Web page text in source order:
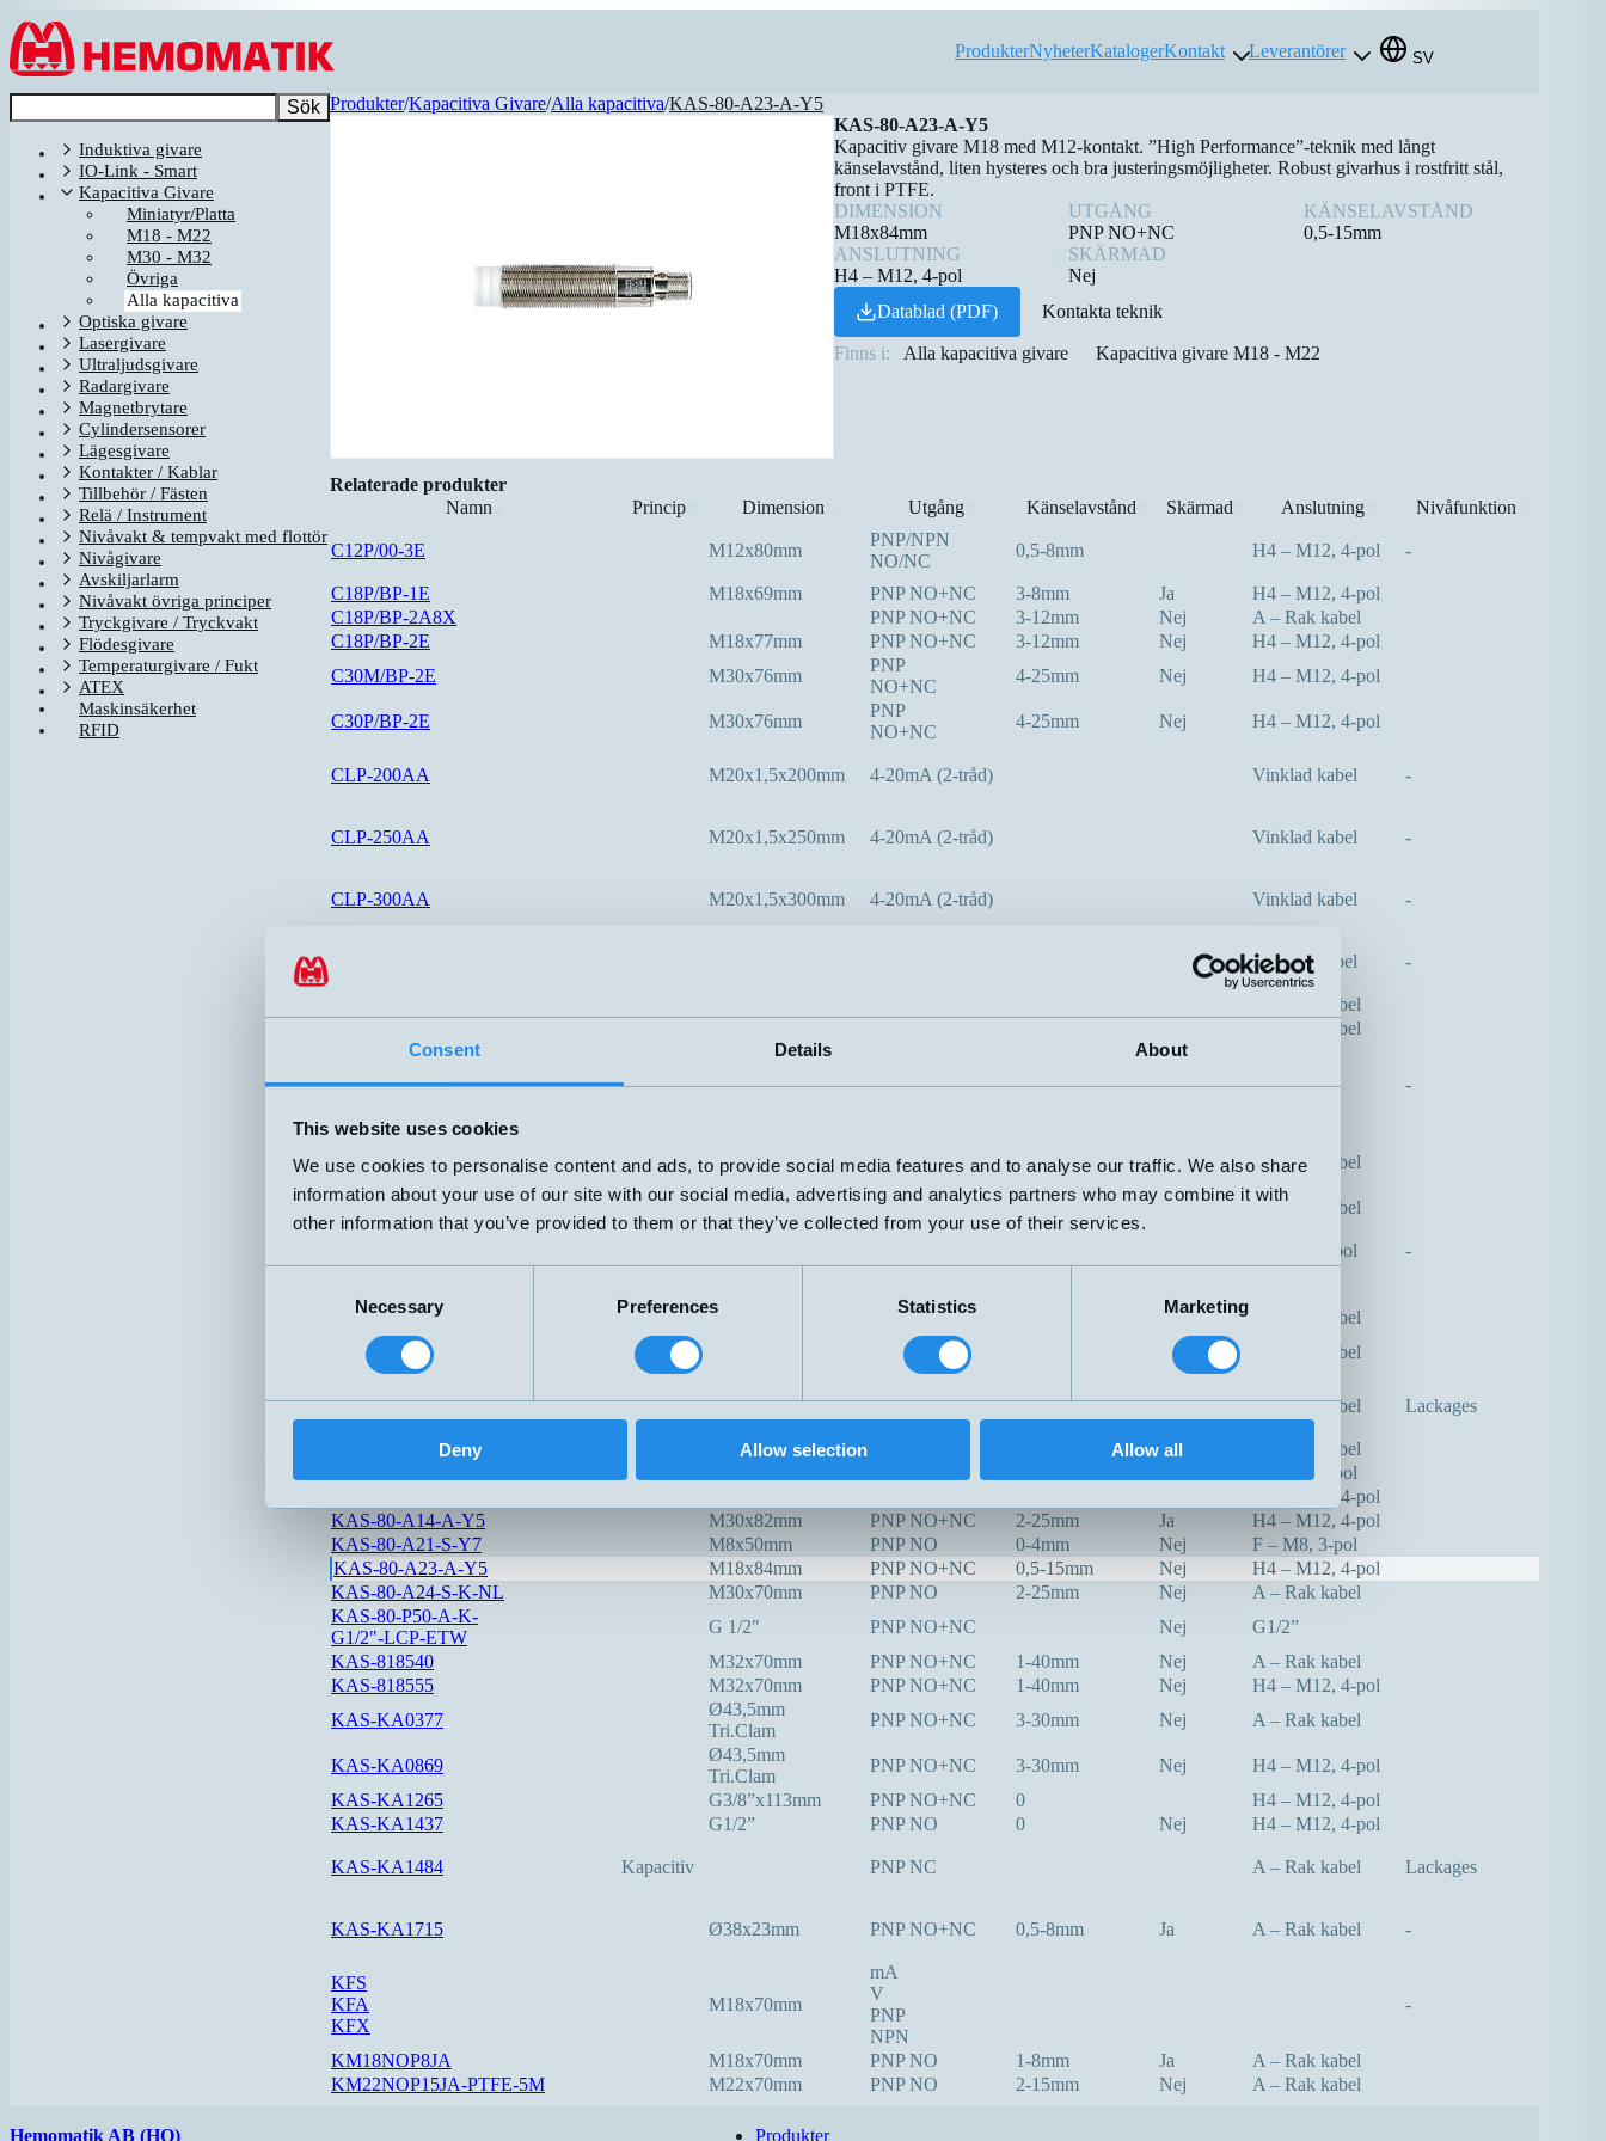
Consent Details About
This website uses cookies
We use cookies to personalise content and ads, to provide social media features and to analyse our traffic. We also share
information about your use of our site with our social media, advertising and analytics partners who may combine it with
other information that you’ve provided to them or that they’ve collected from your use of their services.
Necessary Preferences Statistics Marketing
Deny Allow selection Allow all
Hoppa till innehållet
ProdukterNyheterKatalogerKontakt Leverantörer SV
Sök
Induktiva givare
IO-Link - Smart
Kapacitiva Givare
Miniatyr/Platta
M18 - M22
M30 - M32
Övriga
Alla kapacitiva
Optiska givare
Lasergivare
Ultraljudsgivare
Radargivare
Magnetbrytare
Cylindersensorer
Lägesgivare
Kontakter / Kablar
Tillbehör / Fästen
Relä / Instrument
Nivåvakt & tempvakt med flottör
Nivågivare
Avskiljarlarm
Nivåvakt övriga principer
Tryckgivare / Tryckvakt
Flödesgivare
Temperaturgivare / Fukt
ATEX
Maskinsäkerhet
RFID
Produkter/Kapacitiva Givare/Alla kapacitiva/KAS-80-A23-A-Y5
KAS-80-A23-A-Y5
Kapacitiv givare M18 med M12-kontakt. ”High Performance”-teknik med långt
känselavstånd, liten hysteres och bra justeringsmöjligheter. Robust givarhus i rostfritt stål,
front i PTFE.
DIMENSION
M18x84mm
UTGÅNG
PNP NO+NC
KÄNSELAVSTÅND
0,5-15mm
ANSLUTNING
H4 – M12, 4-pol
SKÄRMAD
Nej
Datablad (PDF)
Kontakta teknik
Finns i: Alla kapacitiva givare Kapacitiva givare M18 - M22
Relaterade produkter
Namn
Princip⇅ Dimension Utgång Känselavstånd Skärmad Anslutning⇅ Nivåfunktion
C12P/00-3E M12x80mm
PNP/NPN
NO/NC
0,5-8mm H4 – M12, 4-pol -
C18P/BP-1E M18x69mm PNP NO+NC 3-8mm Ja
H4 – M12, 4-pol
C18P/BP-2A8X
PNP NO+NC 3-12mm Nej
A – Rak kabel
C18P/BP-2E
M18x77mm PNP NO+NC 3-12mm Nej
H4 – M12, 4-pol
C30M/BP-2E
M30x76mm
PNP
NO+NC
4-25mm Nej H4 – M12, 4-pol
C30P/BP-2E M30x76mm
PNP
NO+NC
4-25mm Nej H4 – M12, 4-pol
CLP-200AA M20x1,5x200mm 4-20mA (2-tråd) Vinklad kabel -
CLP-250AA M20x1,5x250mm 4-20mA (2-tråd) Vinklad kabel -
CLP-300AA M20x1,5x300mm 4-20mA (2-tråd) Vinklad kabel -
Vinklad kabel -
A – Rak kabel
A – Rak kabel
KFI
M18x70mm -
iDOL20-103275 69x100mm
20-280V
AC/DC
0-12mm Ja A – Rak kabel
iDOL27-105381 M30x117mm PNP NO+NC 0-20mm Nej A – Rak kabel
PNP/NPN
NO/NC
F – M8, 3-pol -
KAS-80-26-A-PTFE-1"-100C
G1"x113mm PNP NO+NC Nej
A – Rak kabel
KAS-80-26-A-PTFE-TRI-100C
PNP NO+NC Nej A – Rak kabel
KAS-80-30/EM-S-ETW Kapacitiv Ø30x14mm PNP NO 0-10mm Ja A – Rak kabel Lackages
KAS-80-35-A-M32-STEX M32x80mm Nej
A – Rak kabel
F – M8, 3-pol
H4 – M12, 4-pol
KAS-80-A14-A-Y5
M30x82mm PNP NO+NC 2-25mm Ja
H4 – M12, 4-pol
KAS-80-A21-S-Y7
M8x50mm PNP NO 0-4mm Nej
F – M8, 3-pol
KAS-80-A23-A-Y5
M18x84mm PNP NO+NC 0,5-15mm Nej
H4 – M12, 4-pol
KAS-80-A24-S-K-NL
M30x70mm PNP NO 2-25mm Nej
A – Rak kabel
KAS-80-P50-A-K-
G1/2"-LCP-ETW
G 1/2" PNP NO+NC Nej
G1/2”
KAS-818540
M32x70mm PNP NO+NC 1-40mm Nej
A – Rak kabel
KAS-818555
M32x70mm PNP NO+NC 1-40mm Nej
H4 – M12, 4-pol
KAS-KA0377
Ø43,5mm
Tri.Clam
PNP NO+NC 3-30mm Nej A – Rak kabel
KAS-KA0869
Ø43,5mm
Tri.Clam
PNP NO+NC 3-30mm Nej
H4 – M12, 4-pol
KAS-KA1265
G3/8”x113mm PNP NO+NC 0
H4 – M12, 4-pol
KAS-KA1437
G1/2” PNP NO 0 Nej H4 – M12, 4-pol
KAS-KA1484 Kapacitiv PNP NC A – Rak kabel Lackages
KAS-KA1715 Ø38x23mm PNP NO+NC 0,5-8mm Ja A – Rak kabel -
KFS
KFA
KFX
M18x70mm
mA
V
PNP
NPN
-
KM18NOP8JA M18x70mm PNP NO 1-8mm Ja
A – Rak kabel
KM22NOP15JA-PTFE-5M
M22x70mm PNP NO 2-15mm Nej A – Rak kabel
Hemomatik AB (HQ) Produkter